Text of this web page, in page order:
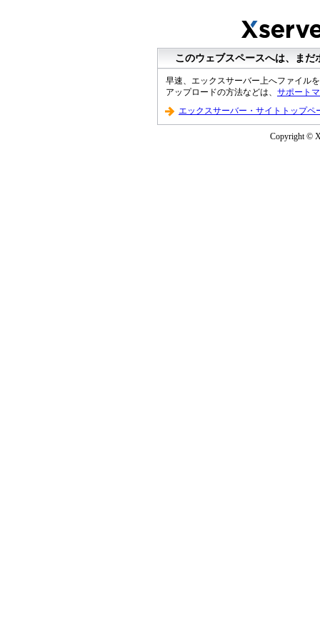
このウェブスペースへは、ま
早速、エックスサーバー上へファイル
アップロードの方法などは、 サポート
エックスサーバー・サイトトップペ
Copyright ©